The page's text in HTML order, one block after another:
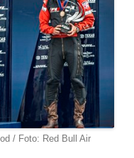
/ Foto: Red Bull Air